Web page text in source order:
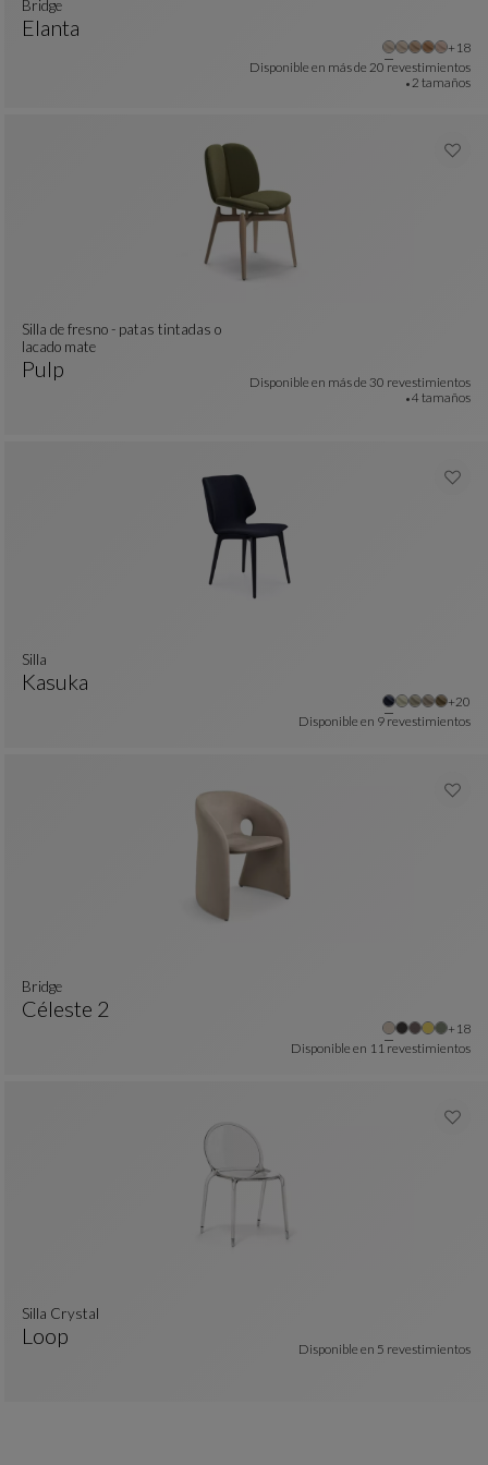
Elanta
bridge
+18
Disponible en más de 20 revestimientos
2 tamaños
: 11 colores disponibles
Pulp
Silla De Fresno - Patas Tintadas O Lacado Mate
Ver Descripción Completa
Silla de fresno - patas tintadas o
lacado mate
Disponible en más de 30 revestimientos
4 tamaños
: 23 colores disponibles
Kasuka
silla
+20
Disponible en 9 revestimientos
: 10 colores disponibles
Céleste 2
bridge
+18
Disponible en 11 revestimientos
Loop
Silla Crystal
Disponible en 5 revestimientos